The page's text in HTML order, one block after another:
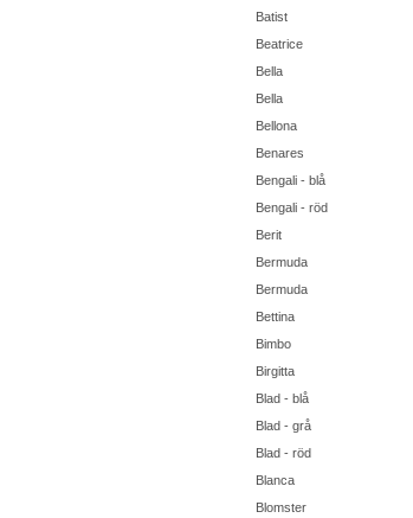
Batist
Beatrice
Bella
Bella
Bellona
Benares
Bengali - blå
Bengali - röd
Berit
Bermuda
Bermuda
Bettina
Bimbo
Birgitta
Blad - blå
Blad - grå
Blad - röd
Blanca
Blomster